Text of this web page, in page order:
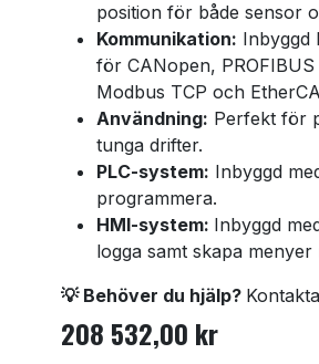
position för både sensor
Kommunikation: Inbyggd
för CANopen,
Modbus TCP och
Användning: Perfekt för
tunga drifter.
PLC-system: Inbyggd
programmera.
HMI-system: Inbyggd
logga samt skapa
💡 Behöver du hjälp?
208 532,00 kr